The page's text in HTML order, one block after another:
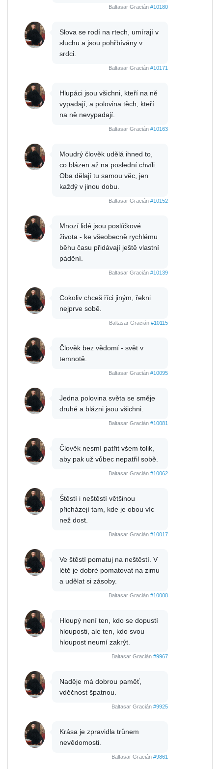
Baltasar Gracián #10180
Slova se rodí na rtech, umírají v
sluchu a jsou pohřbívány v
srdci.
Baltasar Gracián #10171
Hlupáci jsou všichni, kteří na ně
vypadají, a polovina těch, kteří
na ně nevypadají.
Baltasar Gracián #10163
Moudrý člověk udělá ihned to,
co blázen až na poslední chvíli.
Oba dělají tu samou věc, jen
každý v jinou dobu.
Baltasar Gracián #10152
Mnozí lidé jsou poslíčkové
života - ke všeobecně rychlému
běhu času přidávají ještě vlastní
pádění.
Baltasar Gracián #10139
Cokoliv chceš říci jiným, řekni
nejprve sobě.
Baltasar Gracián #10115
Člověk bez vědomí - svět v
temnotě.
Baltasar Gracián #10095
Jedna polovina světa se směje
druhé a blázni jsou všichni.
Baltasar Gracián #10081
Člověk nesmí patřit všem tolik,
aby pak už vůbec nepatřil sobě.
Baltasar Gracián #10062
Štěstí i neštěstí většinou
přicházejí tam, kde je obou víc
než dost.
Baltasar Gracián #10017
Ve štěstí pomatuj na neštěstí. V
létě je dobré pomatovat na zimu
a udělat si zásoby.
Baltasar Gracián #10008
Hloupý není ten, kdo se dopustí
hlouposti, ale ten, kdo svou
hloupost neumí zakrýt.
Baltasar Gracián #9967
Naděje má dobrou paměť,
vděčnost špatnou.
Baltasar Gracián #9925
Krása je zpravidla trůnem
nevědomosti.
Baltasar Gracián #9861